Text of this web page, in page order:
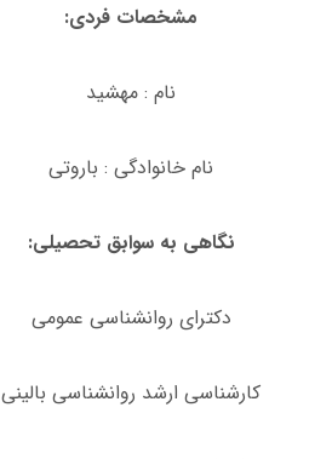
مشخصات فردی:
نام : مهشید
نام خانوادگی : باروتی
نگاهی به سوابق تحصیلی:
دکترای روانشناسی عمومی
کارشناسی ارشد روانشناسی بالینی